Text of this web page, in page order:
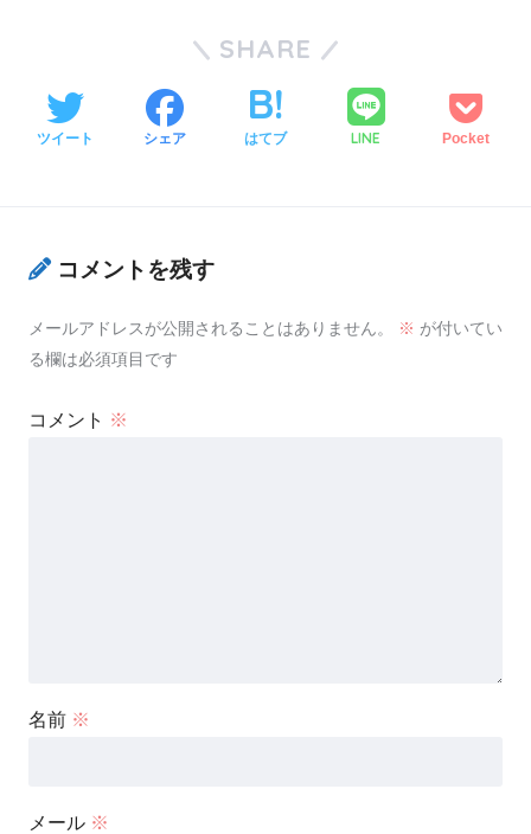
SHARE
ツイート シェア はてブ LINE Pocket
コメントを残す
メールアドレスが公開されることはありません。 ※ が付いてい
る欄は必須項目です
コメント ※
名前 ※
メール ※